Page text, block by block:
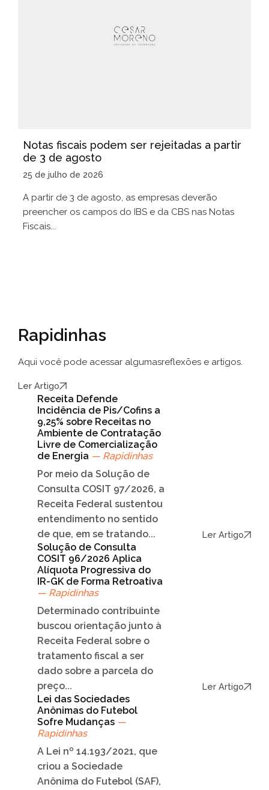
Notas fiscais podem ser rejeitadas a partir
de 3 de agosto
25 de julho de 2026
A partir de 3 de agosto, as empresas deverão
preencher os campos do IBS e da CBS nas Notas
Fiscais...
Rapidinhas
Aqui você pode acessar algumasreflexões e artigos.
Ler Artigo
Receita Defende
Incidência de Pis/Cofins a
9,25% sobre Receitas no
Ambiente de Contratação
Livre de Comercialização
de Energia — Rapidinhas
Por meio da Solução de
Consulta COSIT 97/2026, a
Receita Federal sustentou
entendimento no sentido
de que, em se tratando...
Ler Artigo
Solução de Consulta
COSIT 96/2026 Aplica
Alíquota Progressiva do
IR-GK de Forma Retroativa
— Rapidinhas
Determinado contribuinte
buscou orientação junto à
Receita Federal sobre o
tratamento fiscal a ser
dado sobre a parcela do
preço...
Ler Artigo
Lei das Sociedades
Anônimas do Futebol
Sofre Mudanças —
Rapidinhas
A Lei nº 14.193/2021, que
criou a Sociedade
Anônima do Futebol (SAF),